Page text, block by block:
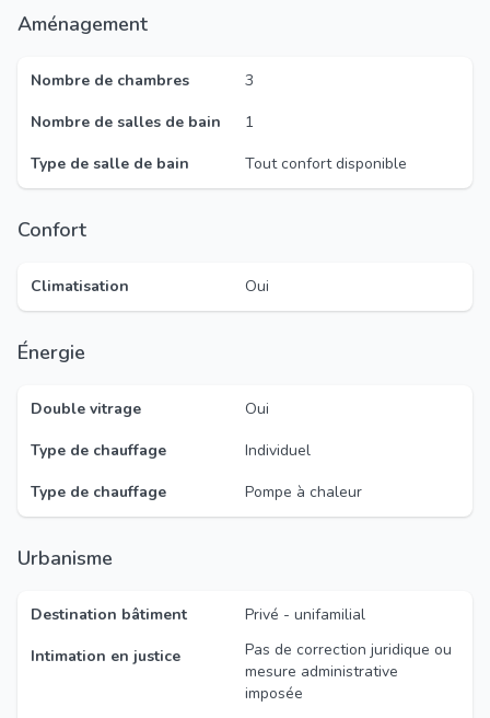
Aménagement
Nombre de chambres
3
Nombre de salles de bain
1
Type de salle de bain
Tout confort disponible
Confort
Climatisation Oui
Énergie
Double vitrage
Oui
Type de chauffage
Individuel
Type de chauffage
Pompe à chaleur
Urbanisme
Destination bâtiment
Privé - unifamilial
Intimation en justice
Pas de correction juridique ou
mesure administrative
imposée